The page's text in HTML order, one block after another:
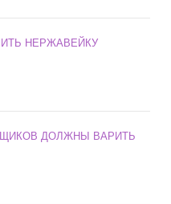
НЕРЖАВЕЙКУ
ДОЛЖНЫ ВАРИТЬ